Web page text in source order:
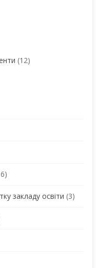
(12)
закладу освіти (3)